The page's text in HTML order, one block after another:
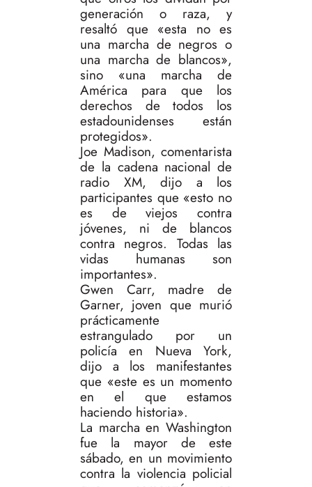
generación o raza, y
resaltó que «esta no es
una marcha de negros o
una marcha de blancos»,
sino «una marcha de
América para que los
derechos de todos los
estadounidenses están
protegidos».
Joe Madison, comentarista
de la cadena nacional de
radio XM, dijo a los
participantes que «esto no
es de viejos contra
jóvenes, ni de blancos
contra negros. Todas las
vidas humanas son
importantes».
Gwen Carr, madre de
Garner, joven que murió
prácticamente
estrangulado por un
policía en Nueva York,
dijo a los manifestantes
que «este es un momento
en el que estamos
haciendo historia».
La marcha en Washington
fue la mayor de este
sábado, en un movimiento
contra la violencia policial